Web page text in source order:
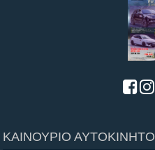
ΚΑΙΝΟΥΡΙΟ ΑΥΤΟΚΙΝΗΤΟ